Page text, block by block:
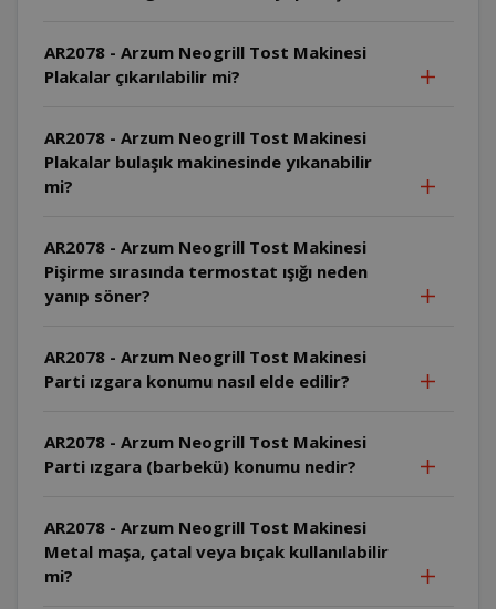
AR2078 - Arzum Neogrill Tost Makinesi
Plakalar çıkarılabilir mi?
AR2078 - Arzum Neogrill Tost Makinesi
Plakalar bulaşık makinesinde yıkanabilir
mi?
AR2078 - Arzum Neogrill Tost Makinesi
Pişirme sırasında termostat ışığı neden
yanıp söner?
AR2078 - Arzum Neogrill Tost Makinesi
Parti ızgara konumu nasıl elde edilir?
AR2078 - Arzum Neogrill Tost Makinesi
Parti ızgara (barbekü) konumu nedir?
AR2078 - Arzum Neogrill Tost Makinesi
Metal maşa, çatal veya bıçak kullanılabilir
mi?